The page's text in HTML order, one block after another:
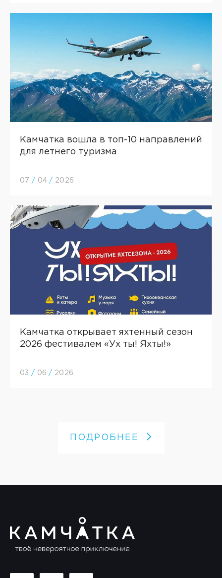
Камчатка вошла в топ-10 направлений
для летнего туризма
07 / 04 / 2026
Камчатка открывает яхтенный сезон
2026 фестивалем «Ух ты! Яхты!»
03 / 06 / 2026
ПОДРОБНЕЕ